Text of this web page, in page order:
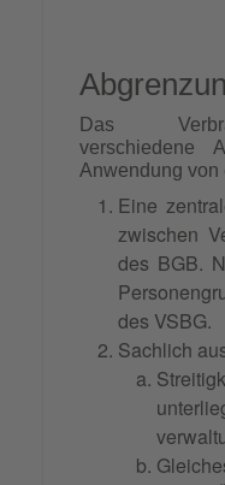
Das
verschiedene
Anwendung von
Eine
zwischen
des BGB.
des VSBG.
Sachlich